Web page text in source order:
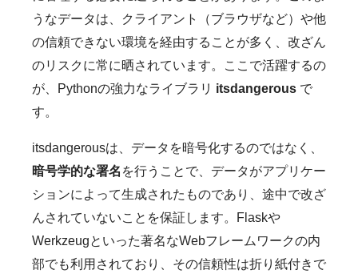
うなデータは、クライアント（ブラウザなど）や他
の信頼できない環境を経由することが多く、改ざん
のリスクに常に晒されています。ここで活躍するの
が、Pythonの強力なライブラリ itsdangerous で
す。
itsdangerousは、データを暗号化するのではなく、
暗号学的な署名 を行うことで、データがアプリケー
ションによって生成されたものであり、途中で改ざ
んされていないことを保証します。Flaskや
Werkzeugといった著名なWebフレームワークの内
部でも利用されており、その信頼性は折り紙付きで